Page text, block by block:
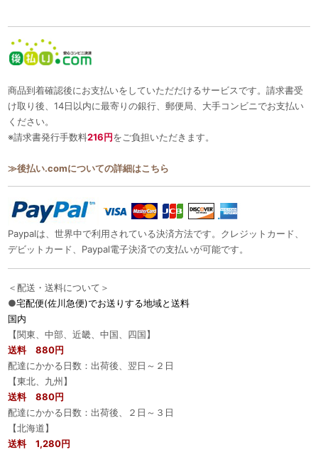
商品到着確認後にお支払いをしていただだけるサービスです。請求書受
け取り後、14日以内に最寄りの銀行、郵便局、大手コンビニでお支払い
ください。
※請求書発行手数料216円をご負担いただきます。
≫後払い.comについての詳細はこちら
Paypalは、世界中で利用されている決済方法です。クレジットカード、
デビットカード、Paypal電子決済での支払いが可能です。
＜配送・送料について＞
●宅配便(佐川急便)でお送りする地域と送料
国内
【関東、中部、近畿、中国、四国】
送料 880円
配達にかかる日数：出荷後、翌日～２日
【東北、九州】
送料 880円
配達にかかる日数：出荷後、２日～３日
【北海道】
送料 1,280円